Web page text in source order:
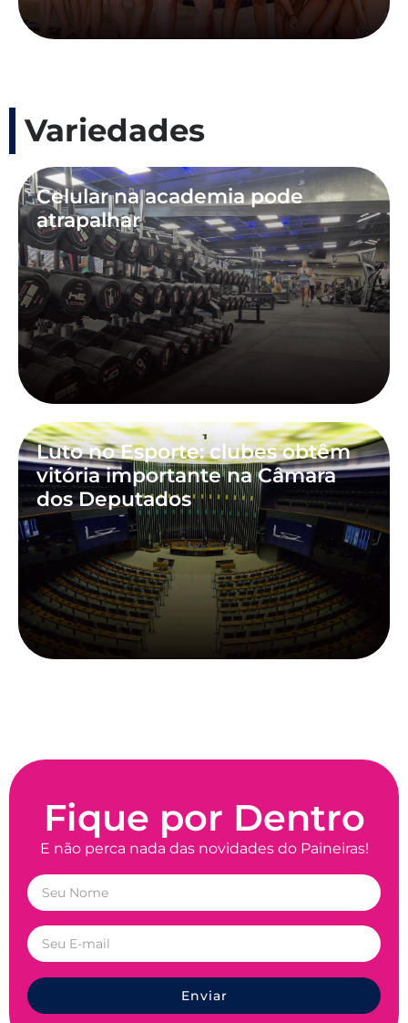
Variedades
Celular na academia pode
atrapalhar
Luto no Esporte: clubes obtêm
vitória importante na Câmara
dos Deputados
Fique por Dentro
E não perca nada das novidades do Paineiras!
Enviar